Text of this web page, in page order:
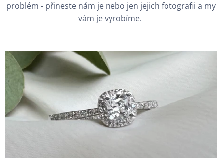
problém - přineste nám je nebo jen jejich fotografii a my
vám je vyrobíme.